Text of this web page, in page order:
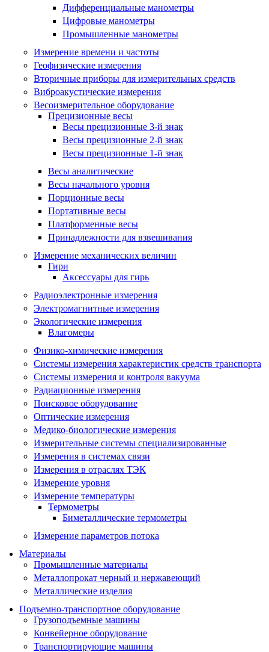
Дифференциальные манометры
Цифровые манометры
Промышленные манометры
Измерение времени и частоты
Геофизические измерения
Вторичные приборы для измерительных средств
Виброакустические измерения
Весоизмерительное оборудование
Прецизионные весы
Весы прецизионные 3-й знак
Весы прецизионные 2-й знак
Весы прецизионные 1-й знак
Весы аналитические
Весы начального уровня
Порционные весы
Портативные весы
Платформенные весы
Принадлежности для взвешивания
Измерение механических величин
Гири
Аксессуары для гирь
Радиоэлектронные измерения
Электромагнитные измерения
Экологические измерения
Влагомеры
Физико-химические измерения
Системы измерения характеристик средств транспорта
Системы измерения и контроля вакуума
Радиационные измерения
Поисковое оборудование
Оптические измерения
Медико-биологические измерения
Измерительные системы специализированные
Измерения в системах связи
Измерения в отраслях ТЭК
Измерение уровня
Измерение температуры
Термометры
Биметаллические термометры
Измерение параметров потока
Материалы
Промышленные материалы
Металлопрокат черный и нержавеющий
Металлические изделия
Подъемно-транспортное оборудование
Грузоподъемные машины
Конвейерное оборудование
Транспортирующие машины